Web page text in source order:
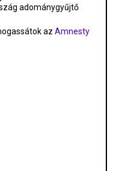
adománygyűjtő
az Amnesty